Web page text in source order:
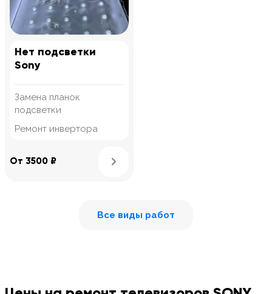
Нет подсветки
Sony
Замена планок
подсветки
Ремонт инвертора
От 3500 ₽
Все виды работ